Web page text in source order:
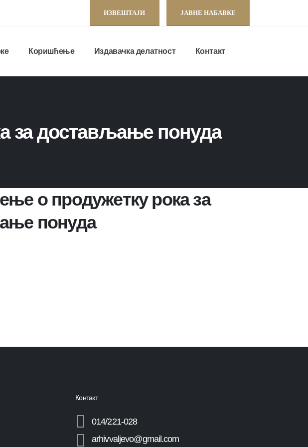
ИЗВЕШТАЈИ ЈАВНЕ НАБАВКЕ
Коришћење Издавачка делатност Контакт
за достављање понуда
о продужетку рока за
понуда
Контакт
014/221-028
arhivvaljevo@gmail.com